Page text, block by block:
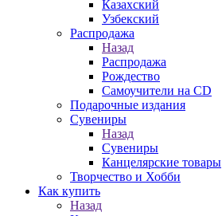
Казахский
Узбекский
Распродажа
Назад
Распродажа
Рождество
Самоучители на CD
Подарочные издания
Сувениры
Назад
Сувениры
Канцелярские товары
Творчество и Хобби
Как купить
Назад